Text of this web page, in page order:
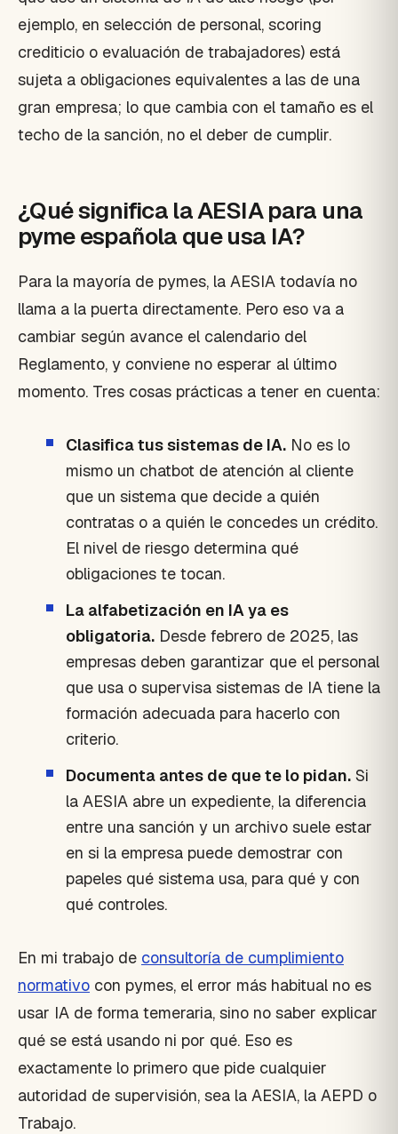
ejemplo, en selección de personal, scoring
crediticio o evaluación de trabajadores) está
sujeta a obligaciones equivalentes a las de una
gran empresa; lo que cambia con el tamaño es el
techo de la sanción, no el deber de cumplir.
¿Qué significa la AESIA para una
pyme española que usa IA?
Para la mayoría de pymes, la AESIA todavía no
llama a la puerta directamente. Pero eso va a
cambiar según avance el calendario del
Reglamento, y conviene no esperar al último
momento. Tres cosas prácticas a tener en cuenta:
Clasifica tus sistemas de IA. No es lo
mismo un chatbot de atención al cliente
que un sistema que decide a quién
contratas o a quién le concedes un crédito.
El nivel de riesgo determina qué
obligaciones te tocan.
La alfabetización en IA ya es
obligatoria. Desde febrero de 2025, las
empresas deben garantizar que el personal
que usa o supervisa sistemas de IA tiene la
formación adecuada para hacerlo con
criterio.
Documenta antes de que te lo pidan. Si
la AESIA abre un expediente, la diferencia
entre una sanción y un archivo suele estar
en si la empresa puede demostrar con
papeles qué sistema usa, para qué y con
qué controles.
En mi trabajo de consultoría de cumplimiento
normativo con pymes, el error más habitual no es
usar IA de forma temeraria, sino no saber explicar
qué se está usando ni por qué. Eso es
exactamente lo primero que pide cualquier
autoridad de supervisión, sea la AESIA, la AEPD o
Trabajo.